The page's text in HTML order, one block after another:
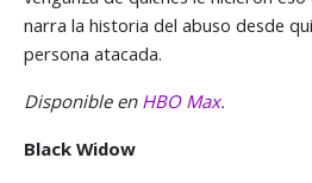
narra la historia del abuso desde
persona atacada.
Disponible enHBO Max.
Black Widow